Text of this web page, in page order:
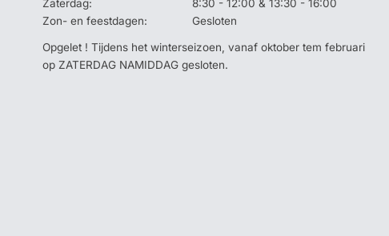
Zaterdag:
8:30 - 12:00 & 13:30 - 16:00
Zon- en feestdagen:
Gesloten
Opgelet ! Tijdens het winterseizoen, vanaf oktober tem februari
op ZATERDAG NAMIDDAG gesloten.